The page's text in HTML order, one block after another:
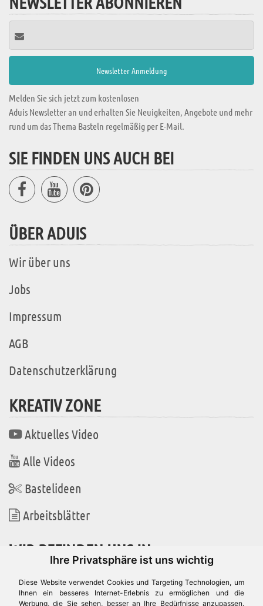
Ihre Privatsphäre ist uns wichtig
Diese Website verwendet Cookies und Targeting Technologien, um
Ihnen ein besseres Internet-Erlebnis zu ermöglichen und die
Werbung, die Sie sehen, besser an Ihre Bedürfnisse anzupassen.
Melden Sie sich jetzt zum kostenlosen
Aduis Newsletter an und erhalten Sie Neuigkeiten, Angebote und mehr
rund um das Thema Basteln regelmäßig per E-Mail.
SIE FINDEN UNS AUCH BEI
ÜBER ADUIS
Wir über uns
Jobs
Impressum
AGB
Datenschutzerklärung
KREATIV ZONE
Aktuelles Video
Alle Videos
Bastelideen
Arbeitsblätter
WIR BEFINDEN UNS IN